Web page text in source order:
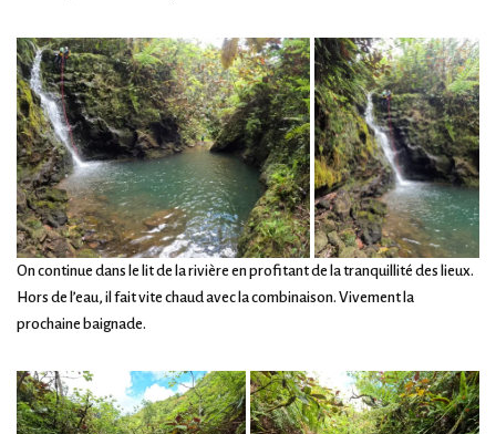
On continue dans le lit de la rivière en profitant de la tranquillité des lieux.
Hors de l’eau, il fait vite chaud avec la combinaison. Vivement la
prochaine baignade.